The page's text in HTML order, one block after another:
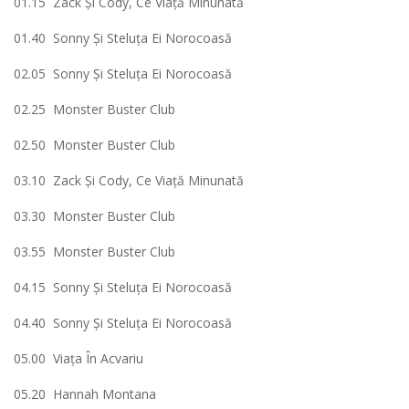
01.40 Sonny Şi Steluţa Ei Norocoasă
02.05 Sonny Şi Steluţa Ei Norocoasă
02.25 Monster Buster Club
02.50 Monster Buster Club
03.10 Zack Şi Cody, Ce Viaţă Minunată
03.30 Monster Buster Club
03.55 Monster Buster Club
04.15 Sonny Şi Steluţa Ei Norocoasă
04.40 Sonny Şi Steluţa Ei Norocoasă
05.00 Viaţa În Acvariu
05.20 Hannah Montana